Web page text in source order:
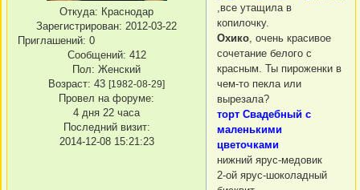
Откуда: Краснодар
Зарегистрирован: 2012-03-22
Приглашений: 0
Сообщений: 412
Пол: Женский
Возраст: 43 [1982-08-29]
Провел на форуме:
4 дня 22 часа
Последний визит:
2014-12-08 15:21:23
,все утащила в
копилочку.
Охико , очень красивое
сочетание белого с
красным. Ты пироженки в
чем-то пекла или
вырезала?
торт Свадебный с
маленькими
цветочками
нижний ярус-медовик
2-ой ярус-шоколадный